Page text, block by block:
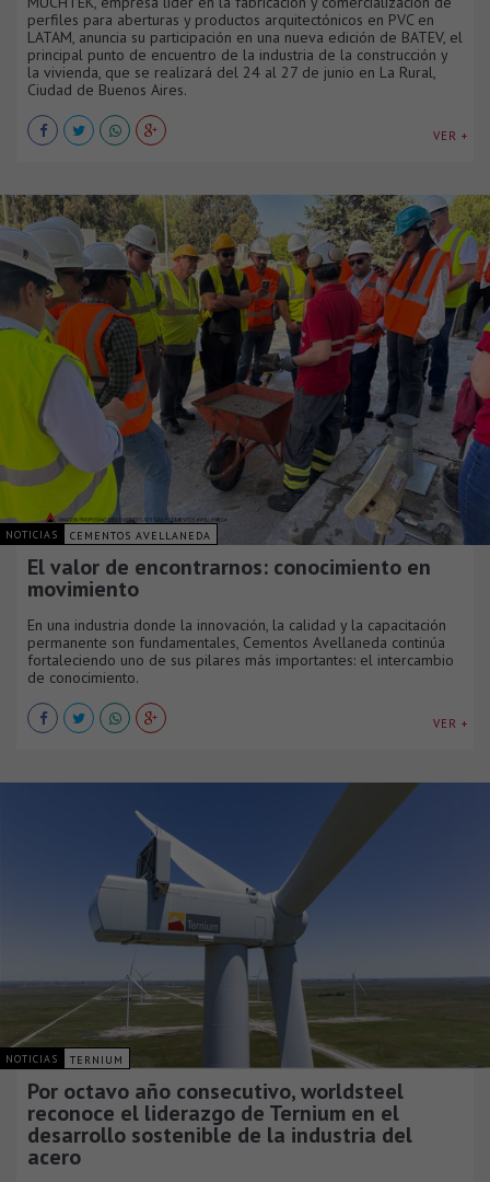
perfiles para aberturas y productos arquitectónicos en PVC en
LATAM, anuncia su participación en una nueva edición de BATEV, el
principal punto de encuentro de la industria de la construcción y
la vivienda, que se realizará del 24 al 27 de junio en La Rural,
Ciudad de Buenos Aires.
VER +
NOTICIAS CEMENTOS AVELLANEDA
El valor de encontrarnos: conocimiento en
movimiento
En una industria donde la innovación, la calidad y la capacitación
permanente son fundamentales, Cementos Avellaneda continúa
fortaleciendo uno de sus pilares más importantes: el intercambio
de conocimiento.
VER +
NOTICIAS TERNIUM
Por octavo año consecutivo, worldsteel
reconoce el liderazgo de Ternium en el
desarrollo sostenible de la industria del
acero